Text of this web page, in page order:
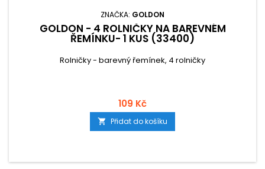
ZNAČKA: GOLDON
GOLDON - 4 ROLNIČKY NA BAREVNÉM
ŘEMÍNKU- 1 KUS (33400)
Rolničky - barevný řemínek, 4 rolničky
109 Kč
 Přidat do košíku